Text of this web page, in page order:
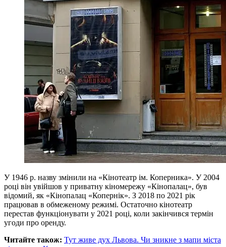
У 1946 р. назву змінили на «Кінотеатр ім. Коперника». У 2004
році він увійшов у приватну кіномережу «Кінопалац», був
відомий, як «Кінопалац «Копернік». З 2018 по 2021 рік
працював в обмеженому режимі. Остаточно кінотеатр
перестав функціонувати у 2021 році, коли закінчився термін
угоди про оренду.
Читайте також: Тут живе дух Львова. Чи зникне з мапи міста